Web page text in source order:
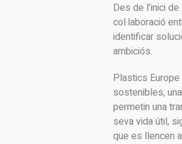
Des de l’inici
col·laboració
identificar
ambiciós.
Plastics
sostenibles,
permetin una
seva vida útil,
que es llencen